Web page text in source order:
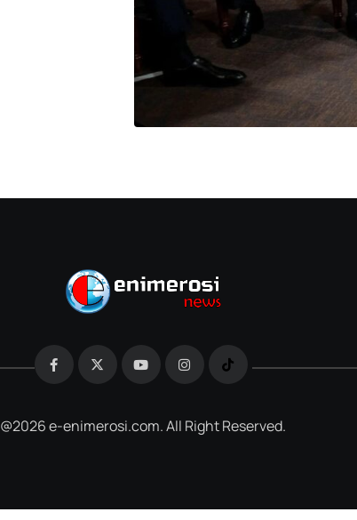
@2026 e-enimerosi.com. All Right Reserved.